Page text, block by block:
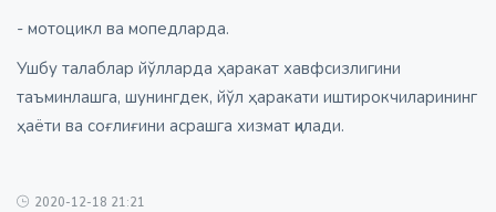
- мотоцикл ва мопедларда.
Ушбу талаблар йўлларда ҳаракат хавфсизлигини
таъминлашга, шунингдек, йўл ҳаракати иштирокчиларининг
ҳаёти ва соғлиғини асрашга хизмат қилади.
2020-12-18 21:21